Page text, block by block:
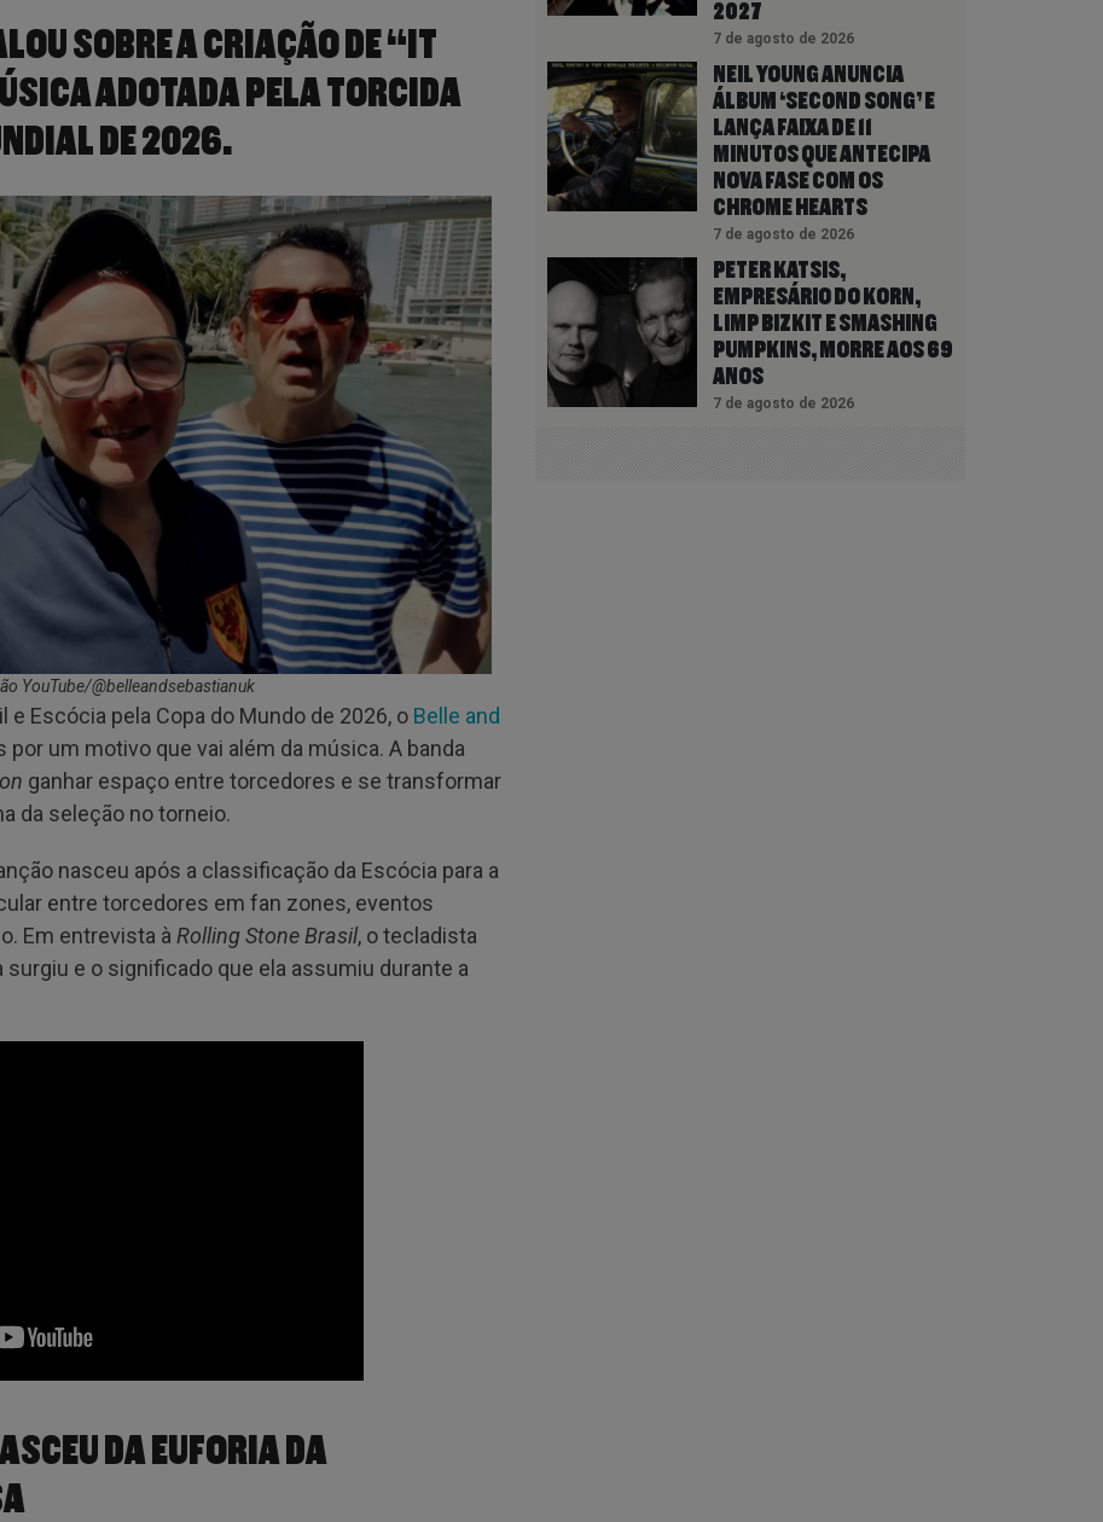
SOBRE A CRIAÇÃO DE “IT
ADOTADA PELA TORCIDA
DE 2026.
YouTube/@belleandsebastianuk
Escócia pela Copa do Mundo de 2026, o Belle and
um motivo que vai além da música. A banda
ganhar espaço entre torcedores e se transformar
da seleção no torneio.
nasceu após a classificação da Escócia para a
entre torcedores em fan zones, eventos
Em entrevista à Rolling Stone Brasil, o tecladista
e o significado que ela assumiu durante a
DA EUFORIA DA
2027
7 de agosto de 2026
NEIL YOUNG ANUNCIA
ÁLBUM ‘SECOND SONG’ E
LANÇA FAIXA DE 11
MINUTOS QUE ANTECIPA
NOVA FASE COM OS
CHROME HEARTS
7 de agosto de 2026
PETER KATSIS,
EMPRESÁRIO DO KORN,
LIMP BIZKIT E SMASHING
PUMPKINS, MORRE AOS 69
ANOS
7 de agosto de 2026